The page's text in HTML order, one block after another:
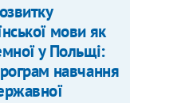
мови як
у Польщі:
навчання